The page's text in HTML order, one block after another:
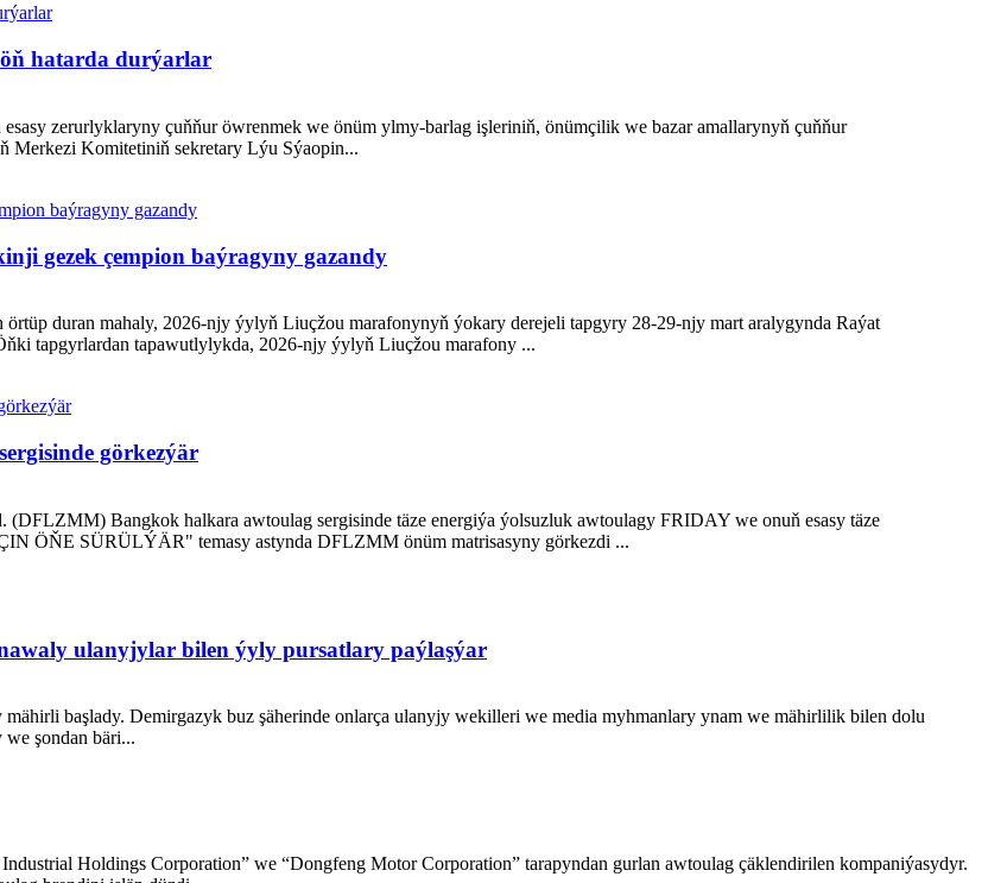
hatarda durýarlar
zerurlyklaryny çuňňur öwrenmek we önüm ylmy-barlag işleriniň, önümçilik we bazar amallarynyň çuňňur
Merkezi Komitetiniň sekretary Lýu Sýaopin...
gezek çempion baýragyny gazandy
örtüp duran mahaly, 2026-njy ýylyň Liuçžou marafonynyň ýokary derejeli tapgyry 28-29-njy mart aralygynda Raýat
tapgyrlardan tapawutlylykda, 2026-njy ýylyň Liuçžou marafony ...
görkezýär
Bangkok halkara awtoulag sergisinde täze energiýa ýolsuzluk awtoulagy FRIDAY we onuň esasy täze
ÖŇE SÜRÜLÝÄR" temasy astynda DFLZMM önüm matrisasyny görkezdi ...
ulanyjylar bilen ýyly pursatlary paýlaşýar
başlady. Demirgazyk buz şäherinde onlarça ulanyjy wekilleri we media myhmanlary ynam we mähirlilik bilen dolu
şondan bäri...
Holdings Corporation” we “Dongfeng Motor Corporation” tarapyndan gurlan awtoulag çäklendirilen kompaniýasydyr.